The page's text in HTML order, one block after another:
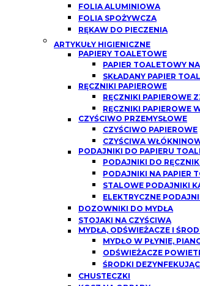
FOLIA ALUMINIOWA
FOLIA SPOŻYWCZA
RĘKAW DO PIECZENIA
ARTYKUŁY HIGIENICZNE
PAPIERY TOALETOWE
PAPIER TOALETOWY
SKŁADANY PAPIER
RĘCZNIKI PAPIEROWE
RĘCZNIKI PAPIEROWE
RĘCZNIKI PAPIEROWE
CZYŚCIWO PRZEMYSŁOWE
CZYŚCIWO PAPIEROWE
CZYŚCIWA
PODAJNIKI DO PAPIERU
PODAJNIKI DO
PODAJNIKI NA PAPIER
STALOWE PODAJNIKI
ELEKTRYCZNE
DOZOWNIKI DO MYDŁA
STOJAKI NA CZYŚCIWA
MYDŁA, ODŚWIEŻACZE I
MYDŁO W PŁYNIE,
ODŚWIEŻACZE
ŚRODKI
CHUSTECZKI